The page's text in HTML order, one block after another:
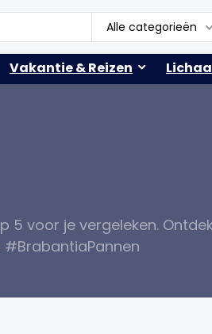
Alle categorieën
Vakantie & Reizen
5 voor je vergeleken.
#BrabantiaPannen